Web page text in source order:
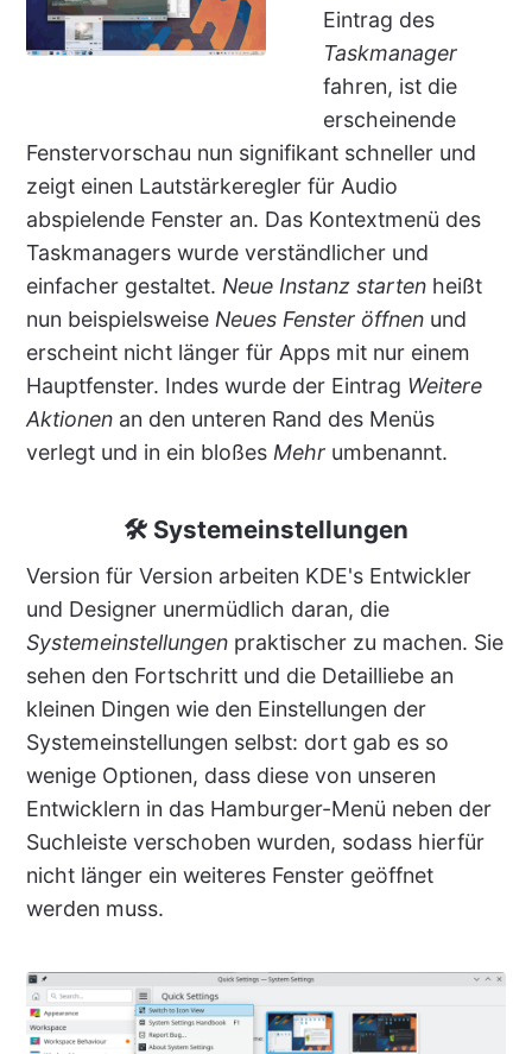
Eintrag des
Taskmanager
fahren, ist die
erscheinende
Fenstervorschau nun signifikant schneller und
zeigt einen Lautstärkeregler für Audio
abspielende Fenster an. Das Kontextmenü des
Taskmanagers wurde verständlicher und
einfacher gestaltet. Neue Instanz startenheißt
nun beispielsweise Neues Fenster öffnenund
erscheint nicht länger für Apps mit nur einem
Hauptfenster. Indes wurde der Eintrag Weitere
Aktionenan den unteren Rand des Menüs
verlegt und in ein bloßes Mehr umbenannt.
🛠 Systemeinstellungen
Version für Version arbeiten KDE's Entwickler
und Designer unermüdlich daran, die
Systemeinstellungenpraktischer zu machen. Sie
sehen den Fortschritt und die Detailliebe an
kleinen Dingen wie den Einstellungen der
Systemeinstellungen selbst: dort gab es so
wenige Optionen, dass diese von unseren
Entwicklern in das Hamburger-Menü neben der
Suchleiste verschoben wurden, sodass hierfür
nicht länger ein weiteres Fenster geöffnet
werden muss.